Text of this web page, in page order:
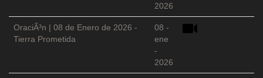
2026
OraciÃ³n | 08 de Enero de 2026 -
Tierra Prometida
08 -
ene
-
2026